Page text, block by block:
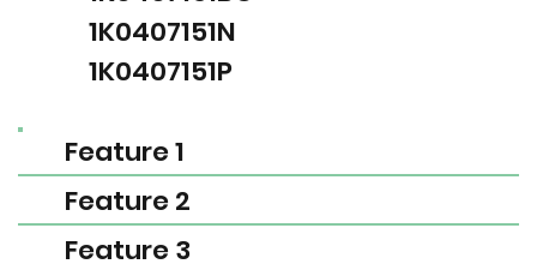
Feature 1
Feature 2
Feature 3
1K0407151N
1K0407151P